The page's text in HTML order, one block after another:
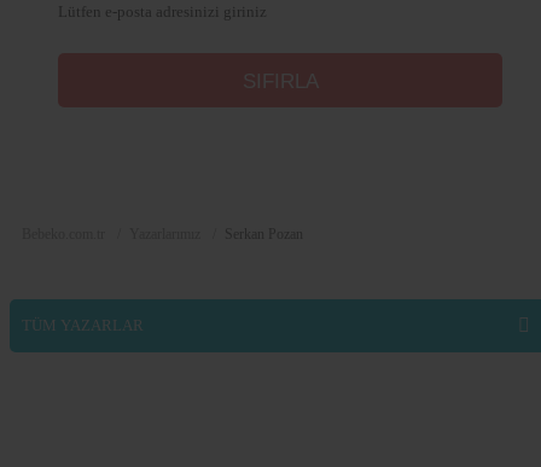
Lütfen e-posta adresinizi giriniz